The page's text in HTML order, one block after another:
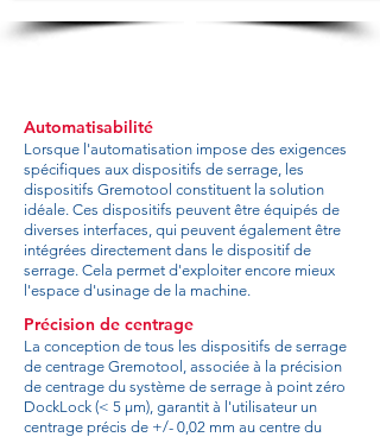
Automatisabilité
Lorsque l'automatisation impose des exigences
spécifiques aux dispositifs de serrage, les
dispositifs Gremotool constituent la solution
idéale. Ces dispositifs peuvent être équipés de
diverses interfaces, qui peuvent également être
intégrées directement dans le dispositif de
serrage. Cela permet d'exploiter encore mieux
l'espace d'usinage de la machine.
Précision de centrage
La conception de tous les dispositifs de serrage
de centrage Gremotool, associée à la précision
de centrage du système de serrage à point zéro
DockLock (< 5 µm), garantit à l'utilisateur un
centrage précis de +/- 0,02 mm au centre du